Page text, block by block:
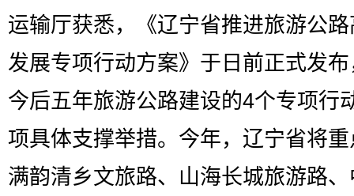
运输厅获悉，《辽宁省推进旅游公
发展专项行动方案》于日前正式发
今后五年旅游公路建设的4个专项行
项具体支撑举措。今年，辽宁省将
满韵清乡文旅路、山海长城旅游路